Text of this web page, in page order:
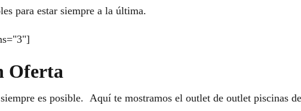
para estar siempre a la última.
Oferta
es posible. Aquí te mostramos el outlet de outlet piscinas